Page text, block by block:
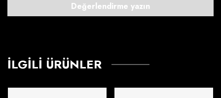
Değerlendirme yazın
İLGILI ÜRÜNLER